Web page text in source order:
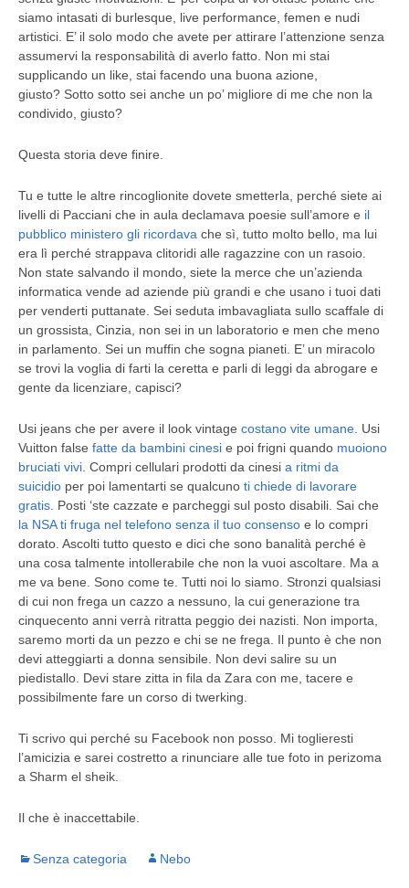
siamo intasati di burlesque, live performance, femen e nudi
artistici. E’ il solo modo che avete per attirare l’attenzione senza
assumervi la responsabilità di averlo fatto. Non mi stai
supplicando un like, stai facendo una buona azione,
giusto? Sotto sotto sei anche un po’ migliore di me che non la
condivido, giusto?
Questa storia deve finire.
Tu e tutte le altre rincoglionite dovete smetterla , perché siete ai
livelli di Pacciani che in aula declamava poesie sull’amore e il
pubblico ministero gli ricordava che sì, tutto molto bello, ma lui
era lì perché strappava clitoridi alle ragazzine con un rasoio.
Non state salvando il mondo, siete la merce che un’azienda
informatica vende ad aziende più grandi e che usano i tuoi dati
per venderti puttanate. Sei seduta imbavagliata sullo scaffale di
un grossista, Cinzia, non sei in un laboratorio e men che meno
in parlamento. Sei un muffin che sogna pianeti. E’ un miracolo
se trovi la voglia di farti la ceretta e parli di leggi da abrogare e
gente da licenziare, capisci?
Usi jeans che per avere il look vintage costano vite umane . Usi
Vuitton false fatte da bambini cinesi e poi frigni quando muoiono
bruciati vivi . Compri cellulari prodotti da cinesi a ritmi da
suicidio per poi lamentarti se qualcuno ti chiede di lavorare
gratis . Posti ‘ste cazzate e parcheggi sul posto disabili. Sai che
la NSA ti fruga nel telefono senza il tuo consenso e lo compri
dorato. Ascolti tutto questo e dici che sono banalità perché è
una cosa talmente intollerabile che non la vuoi ascoltare. Ma a
me va bene. Sono come te. Tutti noi lo siamo. Stronzi qualsiasi
di cui non frega un cazzo a nessuno, la cui generazione tra
cinquecento anni verrà ritratta peggio dei nazisti. Non importa,
saremo morti da un pezzo e chi se ne frega. Il punto è che non
devi atteggiarti a donna sensibile. Non devi salire su un
piedistallo. Devi stare zitta in fila da Zara con me, tacere e
possibilmente fare un corso di twerking.
Ti scrivo qui perché su Facebook non posso. Mi toglieresti
l’amicizia e sarei costretto a rinunciare alle tue foto in perizoma
a Sharm el sheik.
Il che è inaccettabile.
Senza categoria Nebo